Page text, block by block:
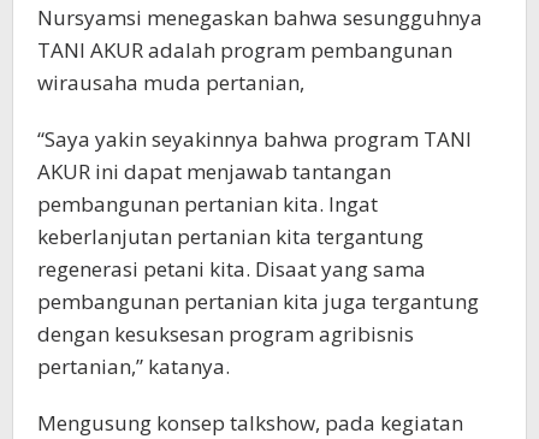
Nursyamsi menegaskan bahwa sesungguhnya
TANI AKUR adalah program pembangunan
wirausaha muda pertanian,
“Saya yakin seyakinnya bahwa program TANI
AKUR ini dapat menjawab tantangan
pembangunan pertanian kita. Ingat
keberlanjutan pertanian kita tergantung
regenerasi petani kita. Disaat yang sama
pembangunan pertanian kita juga tergantung
dengan kesuksesan program agribisnis
pertanian,” katanya.
Mengusung konsep talkshow, pada kegiatan